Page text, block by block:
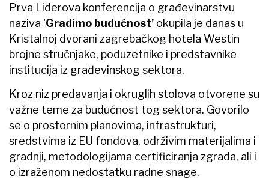
Prva Liderova konferencija o građevinarstvu
naziva 'Gradimo budućnost' okupila je danas u
Kristalnoj dvorani zagrebačkog hotela Westin
brojne stručnjake, poduzetnike i predstavnike
institucija iz građevinskog sektora.
Kroz niz predavanja i okruglih stolova otvorene su
važne teme za budućnost tog sektora. Govorilo
se o prostornim planovima, infrastrukturi,
sredstvima iz EU fondova, održivim materijalima i
gradnji, metodologijama certificiranja zgrada, ali i
o izraženom nedostatku radne snage.